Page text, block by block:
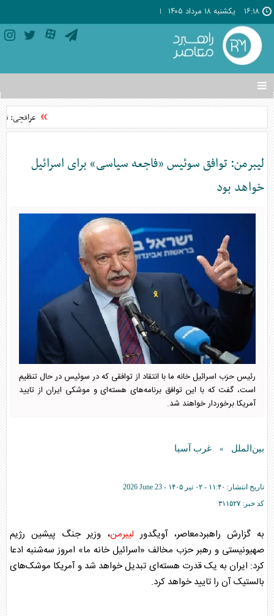
۱۶:۱۸ يکشنبه ۱۸ مرداد ۱۴۰۵
تغییر
وضعیت
منوی
ها
عراقچی: توافق با
لیبرمن: توافق سوئیس «فاجعه سیاسی» برای اسرائیل
خواهد بود
رئیس حزب اسرائیل خانه ما با انتقاد از توافقی که در سوئیس در حال تنظیم
است، گفت که با این توافق برنامه‌های هسته‌ای و موشکی ایران از تایید
آمریکا برخوردار خواهند شد.
بین‌الملل » غرب آسیا
تاریخ انتشار: ۱۱:۴۰ - ۰۲ تير ۱۴۰۵ -
2026 June 23
کد خبر: ۳۱۱۵۲۷
به گزارش راهبردمعاصر، آویگدور لیبرمن، وزیر جنگ پیشین رژیم
صهیونیستی و رهبر حزب مخالف «اسرائیل خانه ما» امروز سه‌شنبه ادعا
کرد: ایران به یک قدرت هسته‌ای تبدیل خواهد شد و آمریکا موشک‌های
بالستیک آن را تایید خواهد کرد.